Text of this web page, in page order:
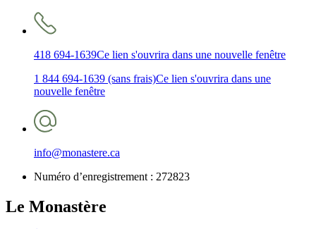
418 694-1639Ce lien s'ouvrira dans une nouvelle fenêtre
1 844 694-1639 (sans frais)Ce lien s'ouvrira dans une
nouvelle fenêtre
info@monastere.ca
Numéro d’enregistrement : 272823
Le Monastère